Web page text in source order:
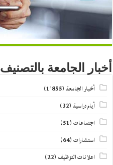
أخبار الجامعة بالتصنيف
أخبار الجامعة (1٬855)
أيام دراسية (32)
اجتماعات(51)
استشارات(64)
اعلانات التوظيف (22)